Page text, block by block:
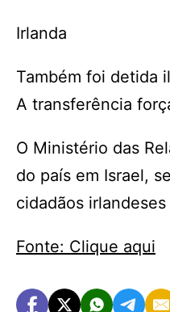
Irlanda
Também foi detida
A transferência
O Ministério das
do país em Israel,
cidadãos
Fonte: Clique aqui